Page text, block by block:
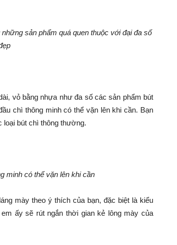
sản phẩm quá quen thuộc với đại đa số
vỏ bằng nhựa như đa số các sản phẩm bút
chì thông minh có thể vặn lên khi cần. Bạn
loại bút chì thông thường.
minh có thể vặn lên khi cần
mày theo ý thích của bạn, đặc biệt là kiểu
ấy sẽ rút ngắn thời gian kẻ lông mày của